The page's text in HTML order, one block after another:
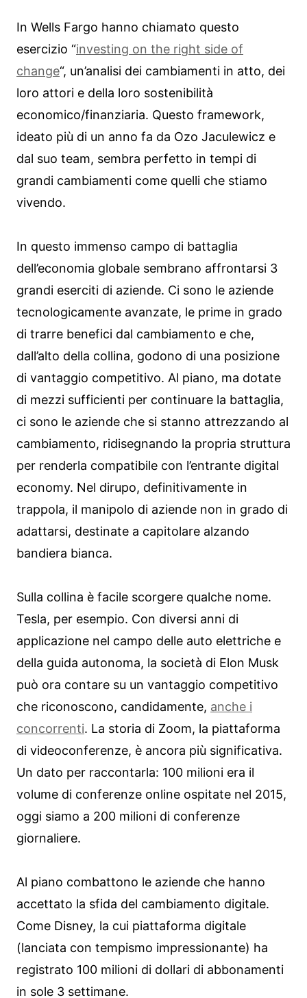
In Wells Fargo hanno chiamato questo
esercizio “investing on the right side of
change“, un’analisi dei cambiamenti in atto, dei
loro attori e della loro sostenibilità
economico/finanziaria. Questo framework,
ideato più di un anno fa da Ozo Jaculewicz e
dal suo team, sembra perfetto in tempi di
grandi cambiamenti come quelli che stiamo
vivendo.
In questo immenso campo di battaglia
dell’economia globale sembrano affrontarsi 3
grandi eserciti di aziende. Ci sono le aziende
tecnologicamente avanzate, le prime in grado
di trarre benefici dal cambiamento e che,
dall’alto della collina, godono di una posizione
di vantaggio competitivo. Al piano, ma dotate
di mezzi sufficienti per continuare la battaglia,
ci sono le aziende che si stanno attrezzando al
cambiamento, ridisegnando la propria struttura
per renderla compatibile con l’entrante digital
economy. Nel dirupo, definitivamente in
trappola, il manipolo di aziende non in grado di
adattarsi, destinate a capitolare alzando
bandiera bianca.
Sulla collina è facile scorgere qualche nome.
Tesla, per esempio. Con diversi anni di
applicazione nel campo delle auto elettriche e
della guida autonoma, la società di Elon Musk
può ora contare su un vantaggio competitivo
che riconoscono, candidamente, anche i
concorrenti. La storia di Zoom, la piattaforma
di videoconferenze, è ancora più significativa.
Un dato per raccontarla: 100 milioni era il
volume di conferenze online ospitate nel 2015,
oggi siamo a 200 milioni di conferenze
giornaliere.
Al piano combattono le aziende che hanno
accettato la sfida del cambiamento digitale.
Come Disney, la cui piattaforma digitale
(lanciata con tempismo impressionante) ha
registrato 100 milioni di dollari di abbonamenti
in sole 3 settimane.